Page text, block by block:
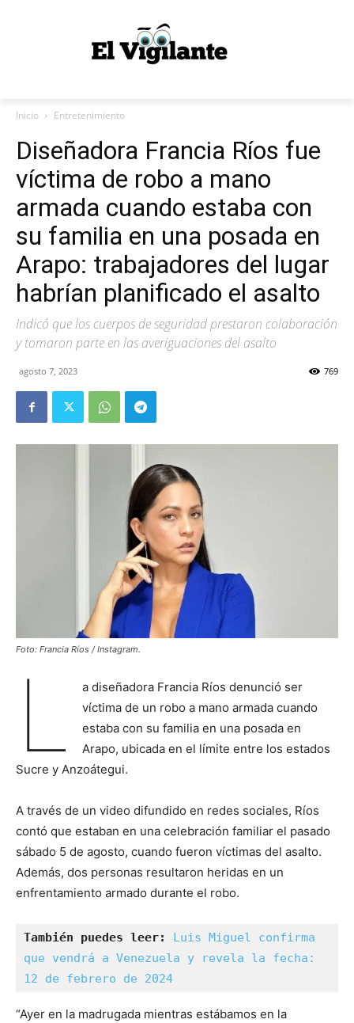
Inicio Entretenimiento
Diseñadora Francia Ríos fue
víctima de robo a mano
armada cuando estaba con
su familia en una posada en
Arapo: trabajadores del lugar
habrían planificado el asalto
Indicó que los cuerpos de seguridad prestaron colaboración
y tomaron parte en las averiguaciones del asalto
agosto 7, 2023 769
Foto: Francia Ríos / Instagram.
L
a diseñadora Francia Ríos denunció ser
víctima de un robo a mano armada cuando
estaba con su familia en una posada en
Arapo, ubicada en el límite entre los estados
Sucre y Anzoátegui.
A través de un video difundido en redes sociales, Ríos
contó que estaban en una celebración familiar el pasado
sábado 5 de agosto, cuando fueron víctimas del asalto.
Además, dos personas resultaron heridas en un
enfrentamiento armado durante el robo.
También puedes leer:
Luis Miguel confirma
que vendrá a Venezuela y revela la fecha:
12 de febrero de 2024
“Ayer en la madrugada mientras estábamos en la